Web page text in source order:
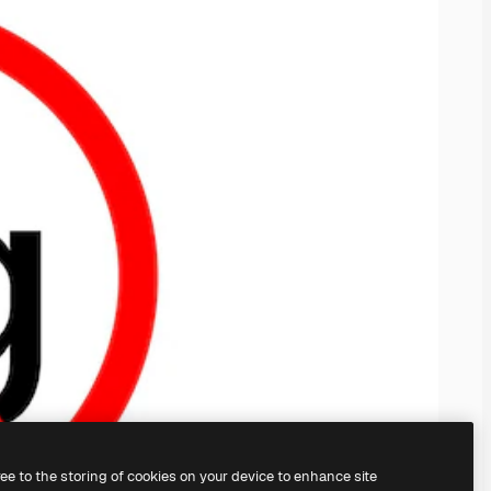
to the storing of cookies on your device to enhance site